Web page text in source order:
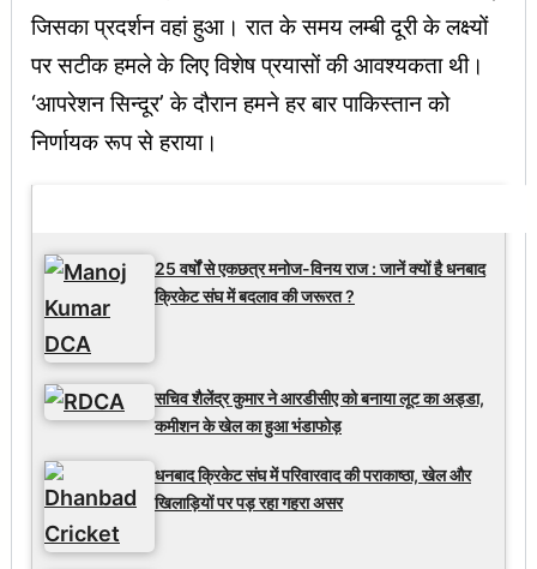
जिसका प्रदर्शन वहां हुआ। रात के समय लम्बी दूरी के लक्ष्यों
पर सटीक हमले के लिए विशेष प्रयासों की आवश्यकता थी।
‘आपरेशन सिन्दूर’ के दौरान हमने हर बार पाकिस्तान को
निर्णायक रूप से हराया।
25 वर्षों से एकछत्र मनोज-विनय राज : जानें क्यों है धनबाद
क्रिकेट संघ में बदलाव की जरूरत ?
सचिव शैलेंद्र कुमार ने आरडीसीए को बनाया लूट का अड्डा,
कमीशन के खेल का हुआ भंडाफोड़
धनबाद क्रिकेट संघ में परिवारवाद की पराकाष्ठा, खेल और
खिलाड़ियों पर पड़ रहा गहरा असर